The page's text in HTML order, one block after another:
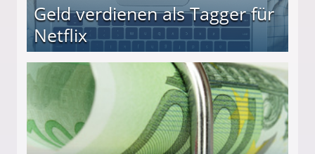
Geld verdienen als Tagger für
Netflix